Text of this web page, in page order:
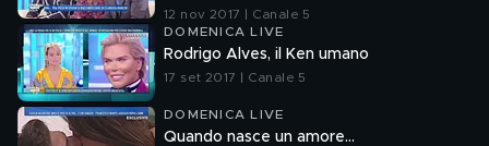
12 nov 2017 | Canale 5
DOMENICA LIVE
Rodrigo Alves, il Ken umano
17 set 2017 | Canale 5
DOMENICA LIVE
Quando nasce un amore...